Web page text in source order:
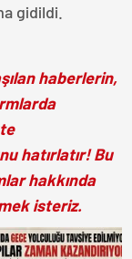
gidildi.
haberlerin,
hatırlatır! Bu
hakkında
isteriz.